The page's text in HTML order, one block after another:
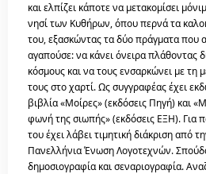
και ελπίζει κάποτε να μετακομίσει
νησί των Κυθήρων, όπου περνά τα
του, εξασκώντας τα δύο πράγματα που
αγαπούσε: να κάνει όνειρα πλάθοντας
κόσμους και να τους ενσαρκώνει με τη
τους στο χαρτί. Ως συγγραφέας έχει
βιβλία «Μοίρες» (εκδόσεις Πηγή) και
φωνή της σιωπής» (εκδόσεις ΕΞΗ). Για
του έχει λάβει τιμητική διάκριση από
Πανελλήνια Ένωση Λογοτεχνών.
δημοσιογραφία και σεναριογραφία.